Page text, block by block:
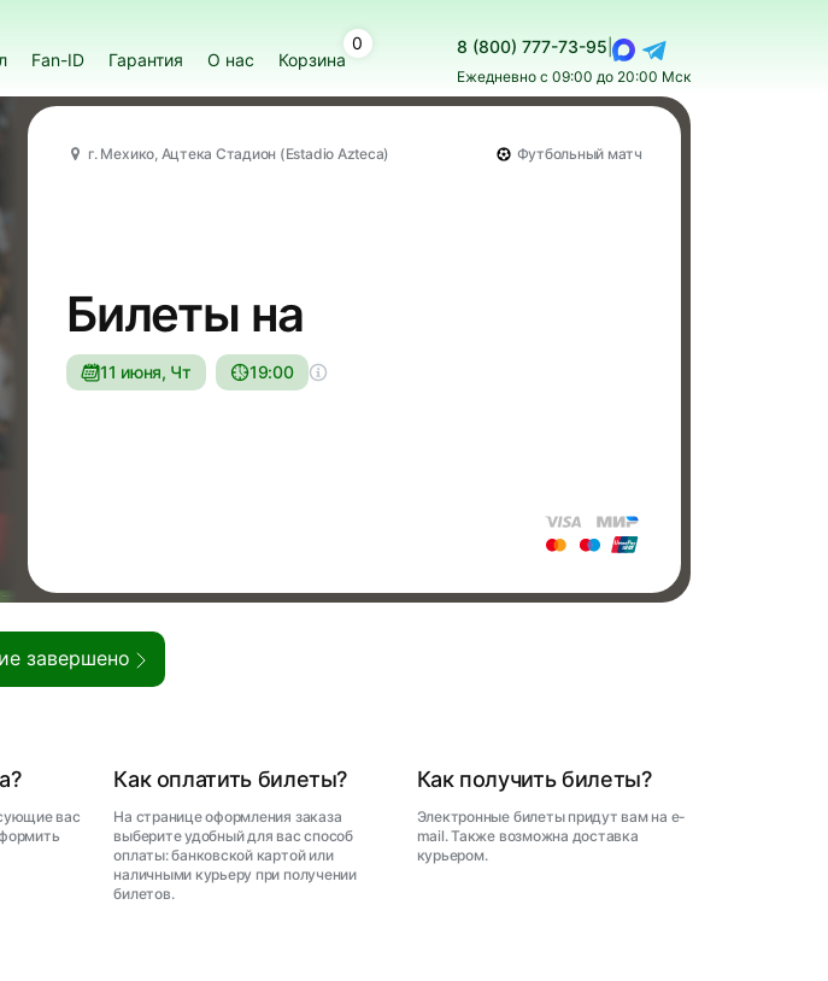
Fan-ID Гарантия О нас Корзина
0 8 (800) 777-73-95
Ежедневно с 09:00 до 20:00 Мск
г. Мехико, Ацтека Стадион (Estadio Azteca) Футбольный матч
Билеты на
11 июня, Чт 19:00
завершено
вас
Как оплатить билеты?
На странице оформления заказа
выберите удобный для вас способ
оплаты: банковской картой или
наличными курьеру при получении
билетов.
Как получить билеты?
Электронные билеты придут вам на e-
mail. Также возможна доставка
курьером.